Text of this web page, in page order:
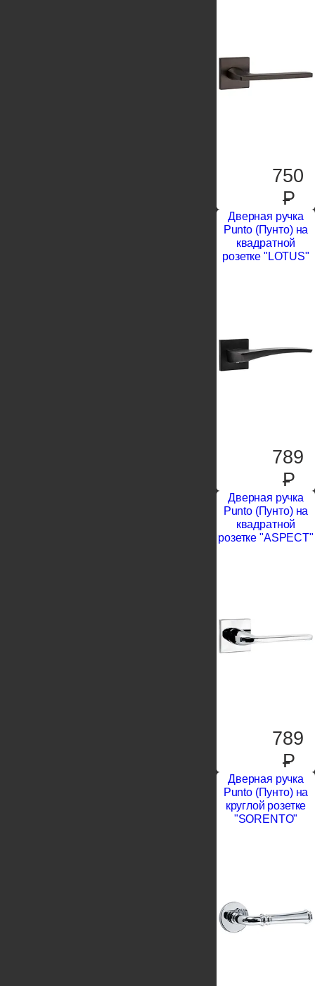
750
P
Дверная ручка
Punto (Пунто) на
квадратной
розетке "LOTUS"
789
P
Дверная ручка
Punto (Пунто) на
квадратной
розетке "ASPECT"
789
P
Дверная ручка
Punto (Пунто) на
круглой розетке
"SORENTO"